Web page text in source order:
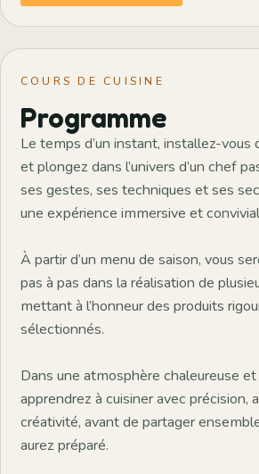
COURS DE CUISINE
Programme
Le temps d’un instant, installez-vous
et plongez dans l’univers d’un chef
ses gestes, ses techniques et ses
une expérience immersive et
À partir d’un menu de saison, vous
pas à pas dans la réalisation de
mettant à l’honneur des produits
sélectionnés.
Dans une atmosphère chaleureuse
apprendrez à cuisiner avec précision,
créativité, avant de partager
aurez préparé.